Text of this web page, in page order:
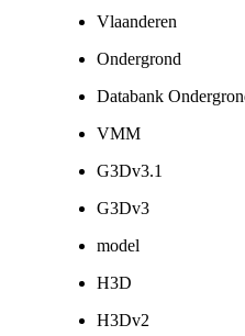
Vlaanderen
Ondergrond
Databank
VMM
G3Dv3.1
G3Dv3
model
H3D
H3Dv2